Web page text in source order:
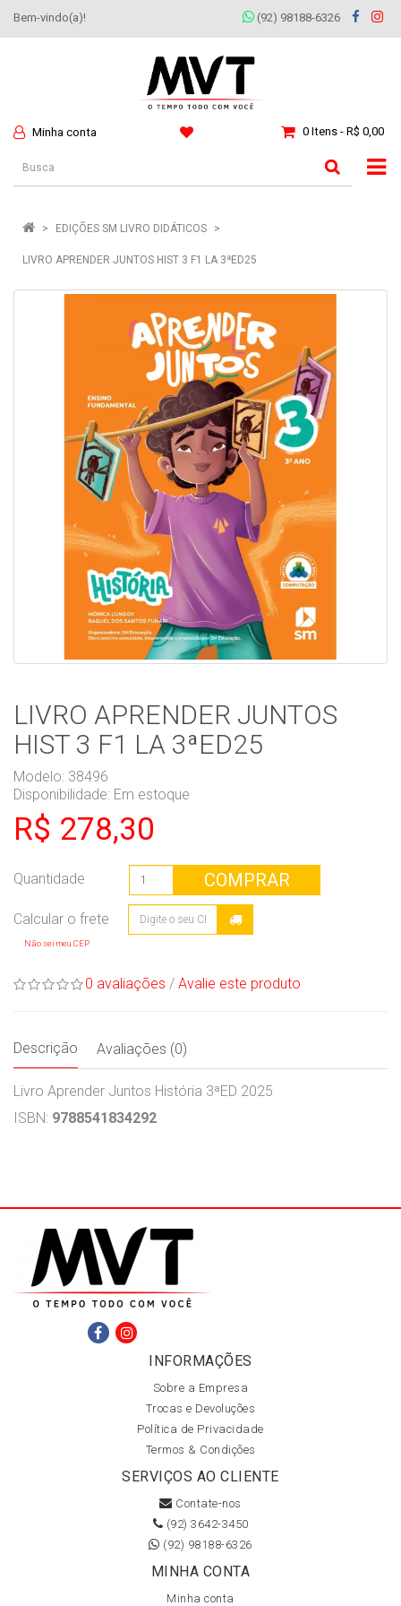
Bem-vindo(a)! (92) 98188-6326
Minha conta 0 Itens - R$ 0,00
EDIÇÕES SM LIVRO DIDÁTICOS
LIVRO APRENDER JUNTOS HIST 3 F1 LA 3ªED25
LIVRO APRENDER JUNTOS
HIST 3 F1 LA 3ªED25
Modelo: 38496
Disponibilidade: Em estoque
R$ 278,30
Quantidade COMPRAR
Não sei meu CEP
0 avaliações / Avalie este produto
Descrição Avaliações (0)
Livro Aprender Juntos História 3ªED 2025
ISBN: 9788541834292
INFORMAÇÕES
Sobre a Empresa
Trocas e Devoluções
Política de Privacidade
Termos & Condições
SERVIÇOS AO CLIENTE
Contate-nos
(92) 3642-3450
(92) 98188-6326
MINHA CONTA
Minha conta